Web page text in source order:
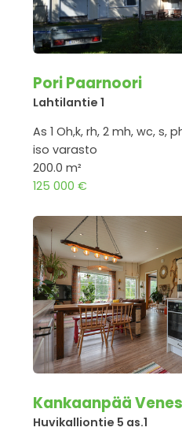
Pori Paarnoori
Lahtilantie 1
As 1 Oh,k, rh, 2 mh, wc, s,
iso varasto
200.0 m²
125 000 €
Kankaanpää
Huvikalliontie 5 as.1